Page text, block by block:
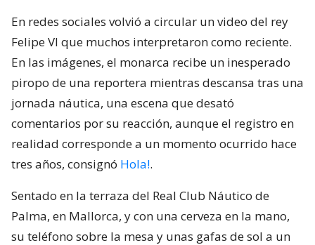
En redes sociales volvió a circular un video del rey
Felipe VI que muchos interpretaron como reciente.
En las imágenes, el monarca recibe un inesperado
piropo de una reportera mientras descansa tras una
jornada náutica, una escena que desató
comentarios por su reacción, aunque el registro en
realidad corresponde a un momento ocurrido hace
tres años, consignó Hola!.
Sentado en la terraza del Real Club Náutico de
Palma, en Mallorca, y con una cerveza en la mano,
su teléfono sobre la mesa y unas gafas de sol a un